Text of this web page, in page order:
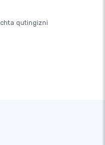
qutingizni